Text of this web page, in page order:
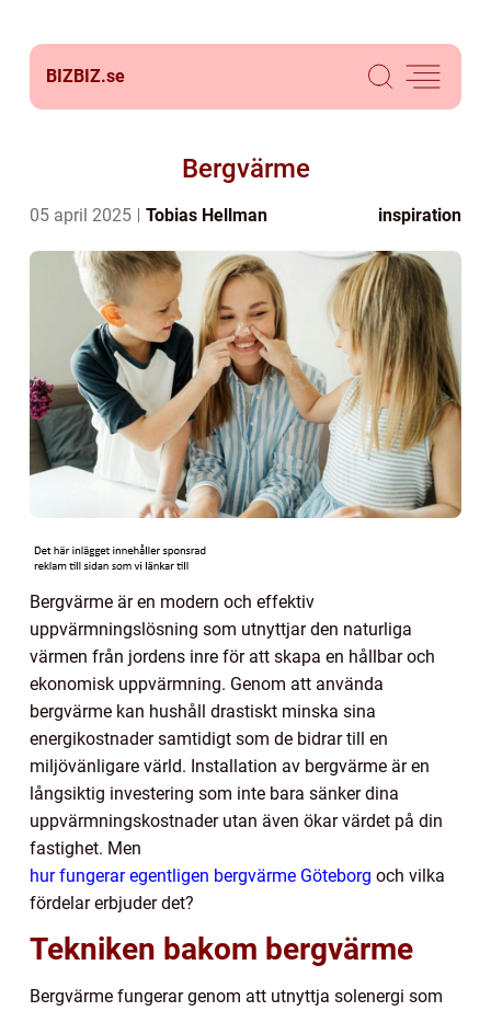
BIZBIZ.se
Bergvärme
05 april 2025 Tobias Hellman inspiration
Bergvärme är en modern och effektiv
uppvärmningslösning som utnyttjar den naturliga
värmen från jordens inre för att skapa en hållbar och
ekonomisk uppvärmning. Genom att använda
bergvärme kan hushåll drastiskt minska sina
energikostnader samtidigt som de bidrar till en
miljövänligare värld. Installation av bergvärme är en
långsiktig investering som inte bara sänker dina
uppvärmningskostnader utan även ökar värdet på din
fastighet. Men
hur fungerar egentligen bergvärme Göteborg och vilka
fördelar erbjuder det?
Tekniken bakom bergvärme
Bergvärme fungerar genom att utnyttja solenergi som